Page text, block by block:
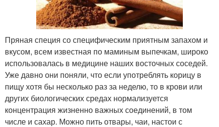
Пряная специя со специфическим приятным запахом и
вкусом, всем известная по маминым выпечкам, широко
использовалась в медицине наших восточных соседей.
Уже давно они поняли, что если употреблять корицу в
пищу хотя бы несколько раз за неделю, то в крови или
других биологических средах нормализуется
концентрация жизненно важных соединений, в том
числе и сахар. Можно пить отвары, чаи, настои с